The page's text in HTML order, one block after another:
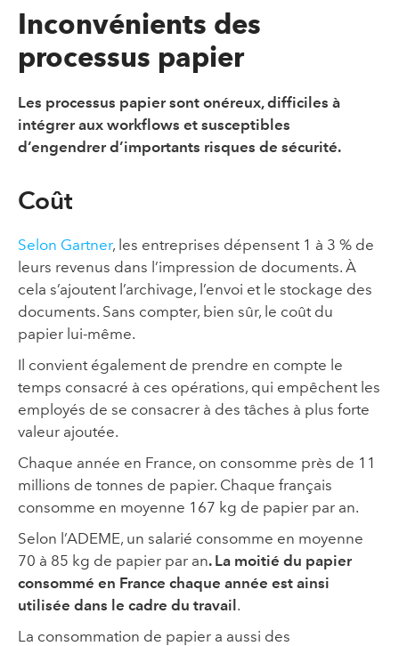
Inconvénients des
processus papier
Les processus papier sont onéreux, difficiles à
intégrer aux workflows et susceptibles
d’engendrer d’importants risques de sécurité.
Coût
Selon Gartner, les entreprises dépensent 1 à 3 % de
leurs revenus dans l’impression de documents. À
cela s’ajoutent l’archivage, l’envoi et le stockage des
documents. Sans compter, bien sûr, le coût du
papier lui-même.
Il convient également de prendre en compte le
temps consacré à ces opérations, qui empêchent les
employés de se consacrer à des tâches à plus forte
valeur ajoutée.
Chaque année en France, on consomme près de 11
millions de tonnes de papier. Chaque français
consomme en moyenne 167 kg de papier par an.
Selon l’ADEME, un salarié consomme en moyenne
70 à 85 kg de papier par an. La moitié du papier
consommé en France chaque année est ainsi
utilisée dans le cadre du travail.
La consommation de papier a aussi des